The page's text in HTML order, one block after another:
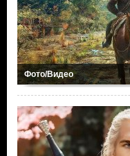
Фото/Видео